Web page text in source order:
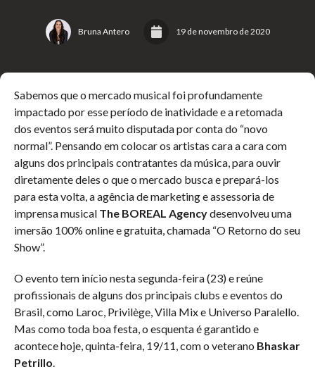
Bruna Antero 19 de novembro de 2020
Sabemos que o mercado musical foi profundamente
impactado por esse período de inatividade e a retomada
dos eventos será muito disputada por conta do “novo
normal”. Pensando em colocar os artistas cara a cara com
alguns dos principais contratantes da música, para ouvir
diretamente deles o que o mercado busca e prepará-los
para esta volta, a agência de marketing e assessoria de
imprensa musical The BOREAL Agencydesenvolveu uma
imersão 100% online e gratuita, chamada “O Retorno do seu
Show”.
O evento tem início nesta segunda-feira (23) e reúne
profissionais de alguns dos principais clubs e eventos do
Brasil, como Laroc, Privilège, Villa Mix e Universo Paralello.
Mas como toda boa festa, o esquenta é garantido e
acontece hoje, quinta-feira, 19/11, com o veterano Bhaskar
Petrillo.